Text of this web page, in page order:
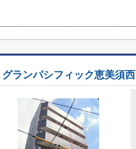
グランパシフィック恵美須西